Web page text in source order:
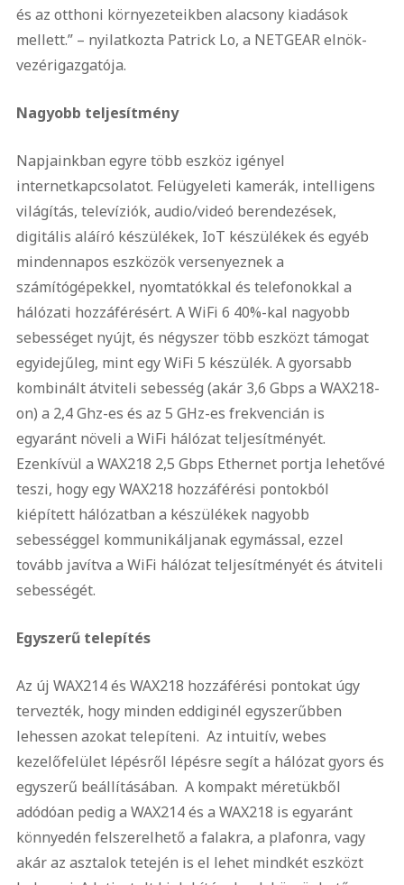
és az otthoni környezeteikben alacsony kiadások
mellett.” – nyilatkozta Patrick Lo, a NETGEAR elnök-
vezérigazgatója.
Nagyobb teljesítmény
Napjainkban egyre több eszköz igényel
internetkapcsolatot. Felügyeleti kamerák, intelligens
világítás, televíziók, audio/videó berendezések,
digitális aláíró készülékek, IoT készülékek és egyéb
mindennapos eszközök versenyeznek a
számítógépekkel, nyomtatókkal és telefonokkal a
hálózati hozzáférésért. A WiFi 6 40%-kal nagyobb
sebességet nyújt, és négyszer több eszközt támogat
egyidejűleg, mint egy WiFi 5 készülék. A gyorsabb
kombinált átviteli sebesség (akár 3,6 Gbps a WAX218-
on) a 2,4 Ghz-es és az 5 GHz-es frekvencián is
egyaránt növeli a WiFi hálózat teljesítményét.
Ezenkívül a WAX218 2,5 Gbps Ethernet portja lehetővé
teszi, hogy egy WAX218 hozzáférési pontokból
kiépített hálózatban a készülékek nagyobb
sebességgel kommunikáljanak egymással, ezzel
tovább javítva a WiFi hálózat teljesítményét és átviteli
sebességét.
Egyszerű telepítés
Az új WAX214 és WAX218 hozzáférési pontokat úgy
tervezték, hogy minden eddiginél egyszerűbben
lehessen azokat telepíteni. Az intuitív, webes
kezelőfelület lépésről lépésre segít a hálózat gyors és
egyszerű beállításában. A kompakt méretükből
adódóan pedig a WAX214 és a WAX218 is egyaránt
könnyedén felszerelhető a falakra, a plafonra, vagy
akár az asztalok tetején is el lehet mindkét eszközt